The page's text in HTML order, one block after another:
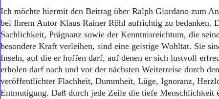
Ich möchte hiermit den Beitrag über Ralph Giordano zum
bei Ihrem Autor Klaus Rainer Röhl aufrichtig zu bedanken.
Sachlichkeit, Prägnanz sowie der Kenntnisreichtum, die
besondere Kraft verleihen, sind eine geistige Wohltat. Sie
Inseln, auf die er hoffen darf, auf denen er sich lustvoll
erholen darf nach und vor der nächsten Weiterreise durch
veröffentlichter Flachheit, Dummheit, Lüge, Ignoranz,
Entmutigung. Daß durch jede Zeile die tiefe Menschlichkeit